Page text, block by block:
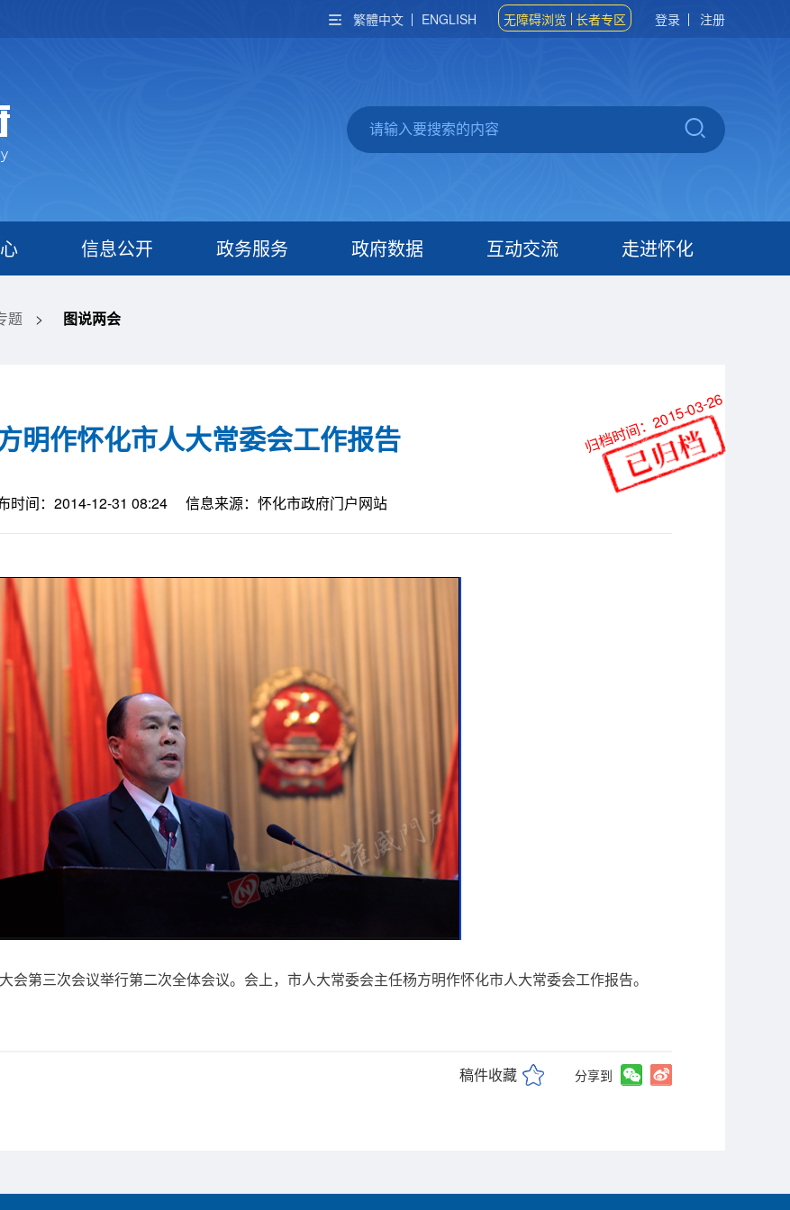
繁體中文 ENGLISH 无障碍浏览 长者专区 登录 注册
信息公开 政务服务 政府数据 互动交流 走进怀化
题 > 图说两会
明作怀化市人大常委会工作报告
时间：2014-12-31 08:24 信息来源：怀化市政府门户网站
第三次会议举行第二次全体会议。会上，市人大常委会主任杨方明作怀化市人大常委会工作报告。
稿件收藏 分享到
归档时间：2015-03-26